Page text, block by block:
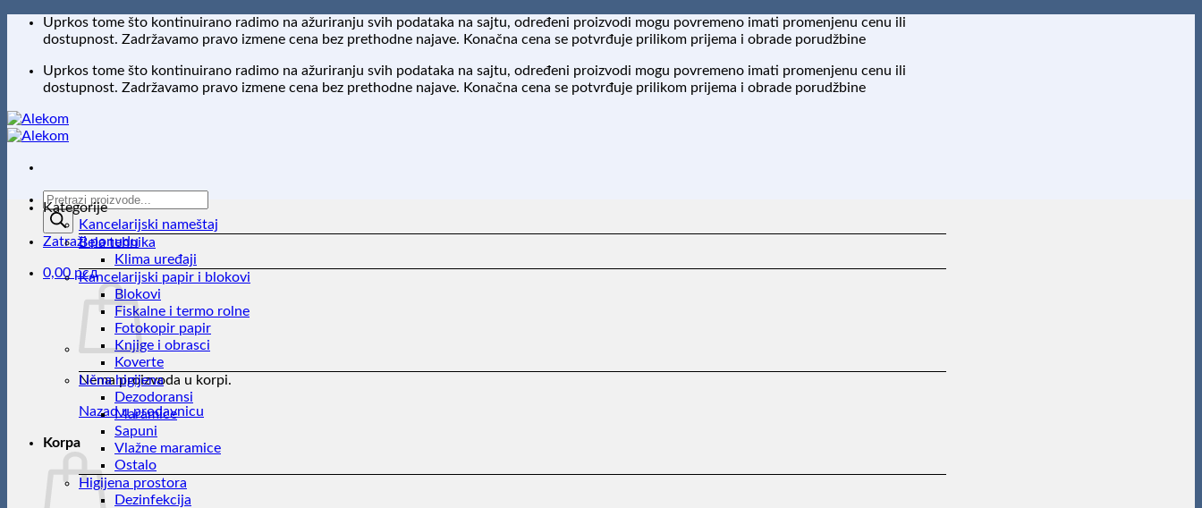
PreskočiUprkos tome što kontinuirano radimo na ažuriranju svih podataka na sajtu, određeni proizvodi mogu povremeno imati promenjenu cenu ili
dostupnost. Zadržavamo pravo izmene cena bez prethodne najave. Konačna cena se potvrđuje prilikom prijema i obrade porudžbine
Uprkos tome što kontinuirano radimo na ažuriranju svih podataka na sajtu, određeni proizvodi mogu povremeno imati promenjenu cenu ili
dostupnost. Zadržavamo pravo izmene cena bez prethodne najave. Konačna cena se potvrđuje prilikom prijema i obrade porudžbine
Products
search
Zatraži ponudu
0,00 рсд
Nema proizvoda u korpi.
Nazad u prodavnicu
Korpa
Kategorije
Kancelarijski nameštaj
Bela tehnika
Klima uređaji
Kancelarijski papir i blokovi
Blokovi
Fiskalne i termo rolne
Fotokopir papir
Knjige i obrasci
Koverte
Lična higijena
Dezodoransi
Maramice
Sapuni
Vlažne maramice
Ostalo
Higijena prostora
Dezinfekcija